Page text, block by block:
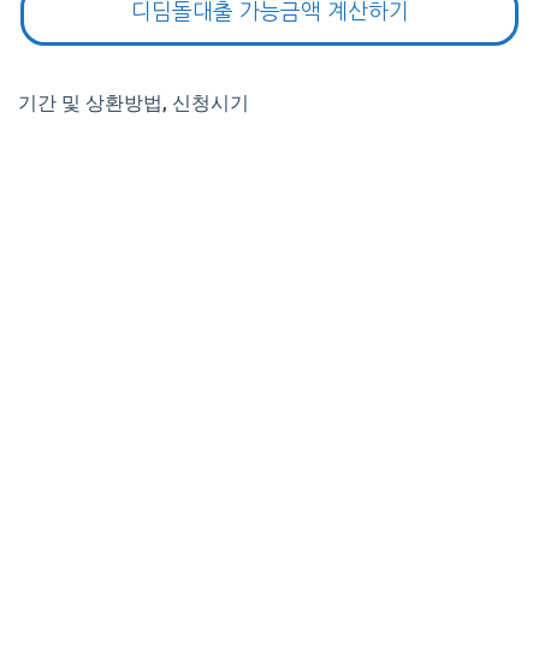
디딤돌대출 가능금액 계산하기
기간 및 상환방법, 신청시기